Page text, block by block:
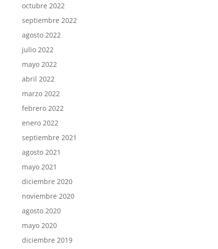
octubre 2022
septiembre 2022
agosto 2022
julio 2022
mayo 2022
abril 2022
marzo 2022
febrero 2022
enero 2022
septiembre 2021
agosto 2021
mayo 2021
diciembre 2020
noviembre 2020
agosto 2020
mayo 2020
diciembre 2019